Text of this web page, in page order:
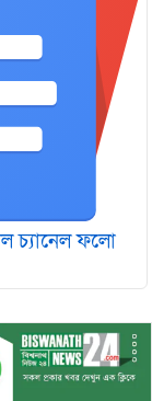
চ‌্যানেল ফলো